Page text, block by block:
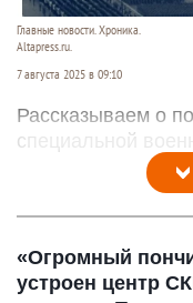
Главные новости. Хроника.
Altapress.ru.
7 августа 2025 в 09:10
Рассказываем о
специальной
«Огромный
устроен центр